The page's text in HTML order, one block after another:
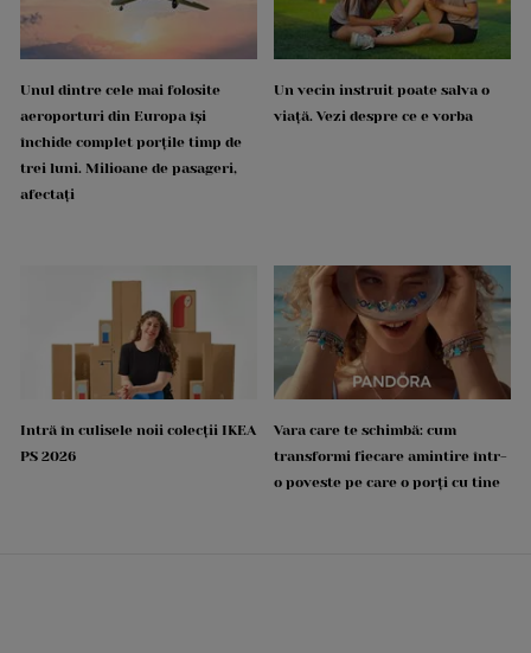
Unul dintre cele mai folosite
aeroporturi din Europa își
închide complet porțile timp de
trei luni. Milioane de pasageri,
afectați
Un vecin instruit poate salva o
viață. Vezi despre ce e vorba
Intră în culisele noii colecții IKEA
PS 2026
Vara care te schimbă: cum
transformi fiecare amintire într-
o poveste pe care o porți cu tine